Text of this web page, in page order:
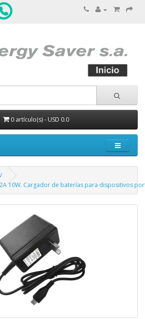
0 artículo(s) - USD 0.0
2A 10W. Cargador de baterías para dispositivos